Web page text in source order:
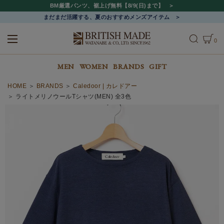
BM厳選パンツ、裾上げ無料【8/9(日)まで】
まだまだ活躍する、夏のおすすめメンズアイテム
0
MEN WOMEN BRANDS GIFT
HOME BRANDS
Caledoor | カレドアー
ライトメリノウールTシャツ(MEN) 全3色